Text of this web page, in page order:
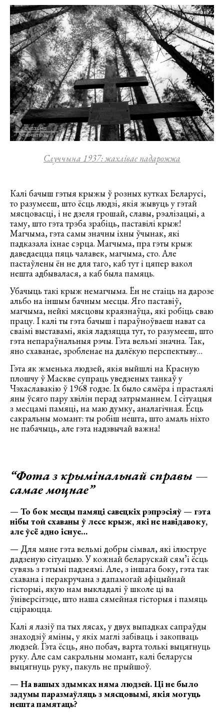
Случчына 1937: жахлівае падарожжа
Калі бачыш гэтыя крыжы ў розных кутках Беларусі,
то разумееш, што ёсць людзі, якія жывуць у гэтай
мясцовасці, і не дзеля грошай, славы, рэалізацыі, а
таму, што гэта трэба зрабіць, паставілі крыж!
Магчыма, гэта самы значны іхны ўчынак, які
падказала іхнае сэрца. Магчыма, пра гэты крыж
даведаецца пяць чалавек, магчыма, сто. Але
пастаўлены ён не для таго, каб тут і цяпер вакол
нешта адбывалася, а каб была памяць.
Убачыць такі крыж немагчыма. Ён не стаіць на дарозе
альбо на іншым бачным месцы. Яго паставіў,
магчыма, нейкі мясцовы краязнаўца, які робіць сваю
працу. І калі ты гэта бачыш і параўноўваеш нават са
сваімі выставамі, якія ладзяцца тут, то разумееш, што
гэта непараўнальныя рэчы. Гэта вельмі значна. Так,
яно схаванае, зробленае на далёкую перспектыву…
Гэта як жменька людзей, якія выйшлі на Красную
плошчу ў Маскве супраць уведзеных танкаў у
Чэхаславакію ў 1968 годзе. Іх было сямёра і прастаялі
яны ўсяго пару хвілін перад затрыманнем. І сітуацыя
з месцамі памяці, на маю думку, аналагічная. Ёсць
сакральны момант: ты робіш нешта, што амаль ніхто
не пабачыць, але гэта надзвычай важна!
“Фота з крымінальнай справы —
самае моцнае”
—То бок месцы памяці савецкіх рэпрэсіяў — гэта
нібы той схаваны ў лесе крыж, які не навідавоку,
але ўсё адно існуе…
— Для мяне гэта вельмі добры сімвал, які ілюструе
дадзеную сітуацыю. У кожнай беларускай сям’і ёсць
сувязь з гэтымі падзеямі. Але, з іншага боку, гэта так
схавана і перакручана з дапамогай афіцыйнай
гісторыі, якую нам выкладалі ў школе ці ва
ўніверсітэце, што наша сямейная гісторыя і памяць
сціраюцца.
Калі я лазіў па тых лясах, у двух выпадках сапраўды
знаходзіў яміны, у якіх маглі забіваць і закопваць
людзей. Гэта ёсць, яно побач, варта толькі выцягнуць
руку. Але сам сакральны момант, калі беларусы
выцягнуць руку, пакуль не прыйшоў.
—На вашых здымках няма людзей. Ці не было
задумы паразмаўляць з мясцовымі, якія могуць
нешта памятаць?